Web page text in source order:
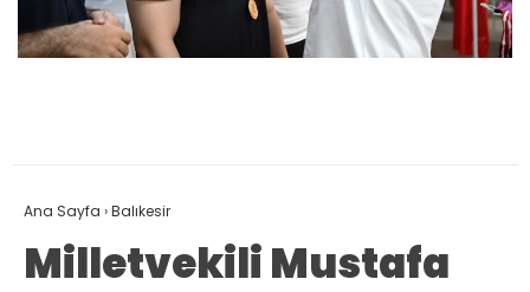
Ana Sayfa ›Balıkesir
Milletvekili Mustafa